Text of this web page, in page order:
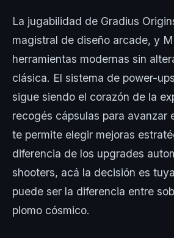
La jugabilidad de Gradius
magistral de diseño arcade, y
herramientas modernas sin
clásica. El sistema de power-
sigue siendo el corazón de la
recogés cápsulas para avanzar
te permite elegir mejoras
diferencia de los upgrades
shooters, acá la decisión es
puede ser la diferencia entre
plomo cósmico.